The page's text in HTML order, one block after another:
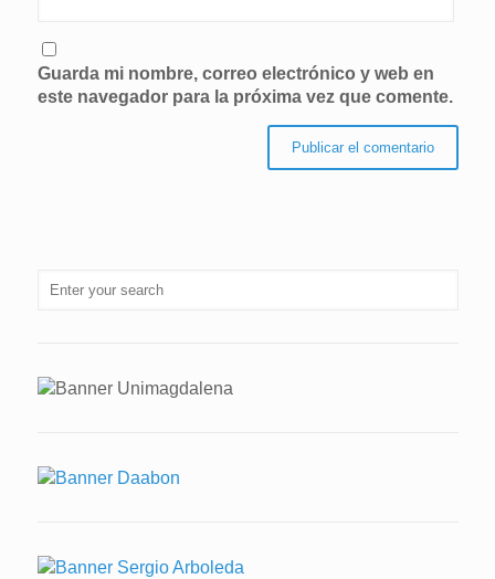
Guarda mi nombre, correo electrónico y web en
este navegador para la próxima vez que comente.